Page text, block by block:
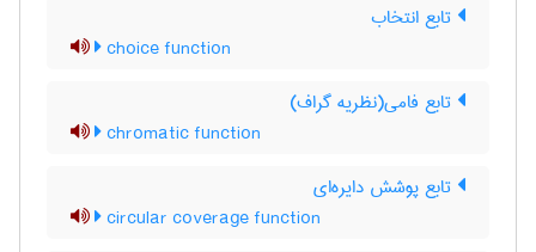
تابع انتخاب
choice function
تابع فامی(نظریه گراف)
chromatic function
تابع پوشش دایره‌ای
circular coverage function